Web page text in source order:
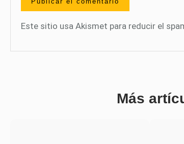
Este sitio usa Akismet para reducir el
Más